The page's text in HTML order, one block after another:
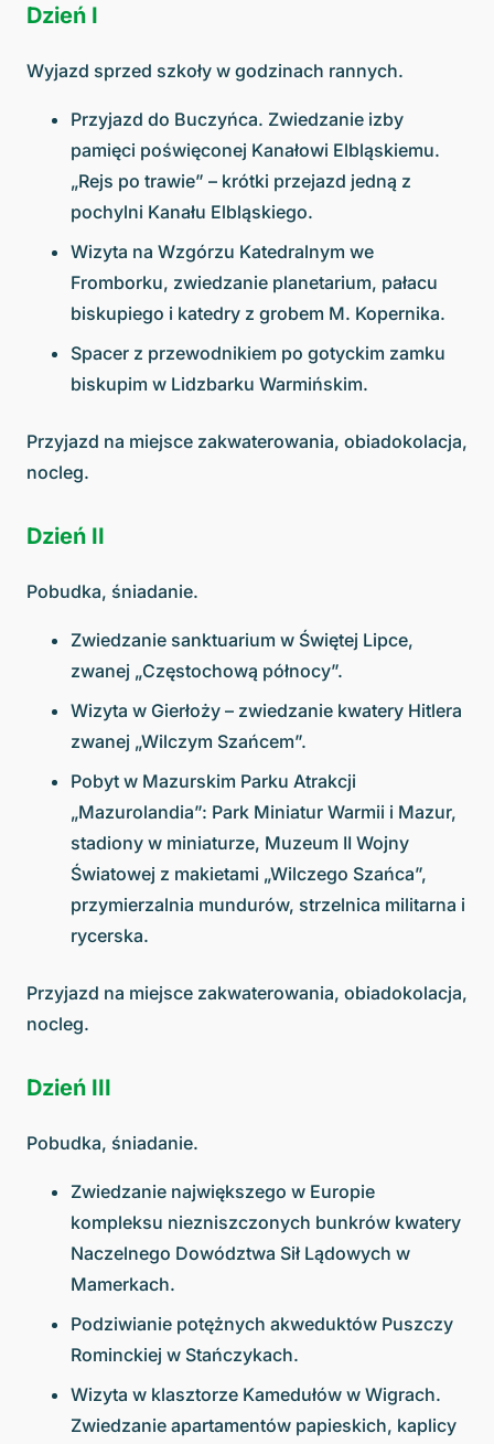
Dzień I
Wyjazd sprzed szkoły w godzinach rannych.
Przyjazd do Buczyńca. Zwiedzanie izby
pamięci poświęconej Kanałowi Elbląskiemu.
„Rejs po trawie” – krótki przejazd jedną z
pochylni Kanału Elbląskiego.
Wizyta na Wzgórzu Katedralnym we
Fromborku, zwiedzanie planetarium, pałacu
biskupiego i katedry z grobem M. Kopernika.
Spacer z przewodnikiem po gotyckim zamku
biskupim w Lidzbarku Warmińskim.
Przyjazd na miejsce zakwaterowania, obiadokolacja,
nocleg.
Dzień II
Pobudka, śniadanie.
Zwiedzanie sanktuarium w Świętej Lipce,
zwanej „Częstochową północy”.
Wizyta w Gierłoży – zwiedzanie kwatery Hitlera
zwanej „Wilczym Szańcem”.
Pobyt w Mazurskim Parku Atrakcji
„Mazurolandia”: Park Miniatur Warmii i Mazur,
stadiony w miniaturze, Muzeum II Wojny
Światowej z makietami „Wilczego Szańca”,
przymierzalnia mundurów, strzelnica militarna i
rycerska.
Przyjazd na miejsce zakwaterowania, obiadokolacja,
nocleg.
Dzień III
Pobudka, śniadanie.
Zwiedzanie największego w Europie
kompleksu niezniszczonych bunkrów kwatery
Naczelnego Dowództwa Sił Lądowych w
Mamerkach.
Podziwianie potężnych akweduktów Puszczy
Rominckiej w Stańczykach.
Wizyta w klasztorze Kamedułów w Wigrach.
Zwiedzanie apartamentów papieskich, kaplicy